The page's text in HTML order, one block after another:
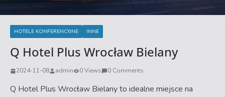
HOTELE KONFERENCYJNE INNE
Q Hotel Plus Wrocław Bielany
2024-11-08 admin 0 Views 0 Comments
Q Hotel Plus Wrocław Bielany to idealne miejsce na